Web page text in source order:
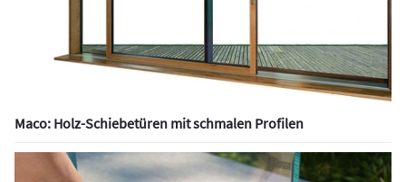
Maco: Holz-Schiebetüren mit schmalen Profilen